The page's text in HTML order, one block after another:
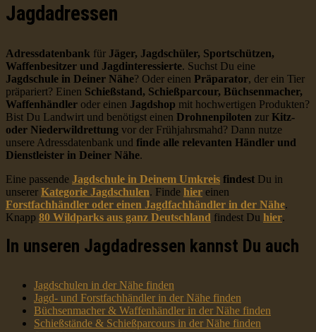
Jagdadressen
Adressdatenbank für Jäger, Jagdschüler, Sportschützen,
Waffenbesitzer und Jagdinteressierte. Suchst Du eine
Jagdschule in Deiner Nähe? Oder einen Präparator, der ein Tier
präpariert? Einen Schießstand, Schießparcour, Büchsenmacher,
Waffenhändler oder einen Jagdshop mit hochwertigen Produkten?
Bist Du Landwirt und benötigst einen Drohnenpiloten zur Kitz-
oder Niederwildrettung vor der Frühjahrsmahd? Dann nutze
unsere Adressdatenbank und finde alle relevanten Händler und
Dienstleister in Deiner Nähe.
Eine passende Jagdschule in Deinem Umkreis findest Du in
unserer Kategorie Jagdschulen. Finde hier einen
Forstfachhändler oder einen Jagdfachhändler in der Nähe.
Knapp 80 Wildparks aus ganz Deutschland findest Du hier.
In unseren Jagdadressen kannst Du auch
Jagdschulen in der Nähe finden
Jagd- und Forstfachhändler in der Nähe finden
Büchsenmacher & Waffenhändler in der Nähe finden
Schießstände & Schießparcours in der Nähe finden